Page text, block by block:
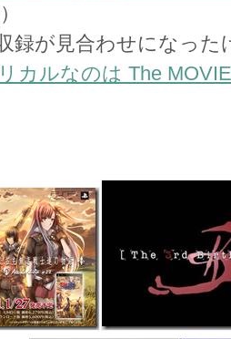
録が見合わせになっ
カルなのは The